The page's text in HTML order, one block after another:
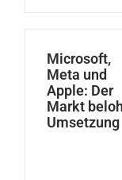
Microsoft,
Meta und
Apple: Der
Markt
Umsetzung